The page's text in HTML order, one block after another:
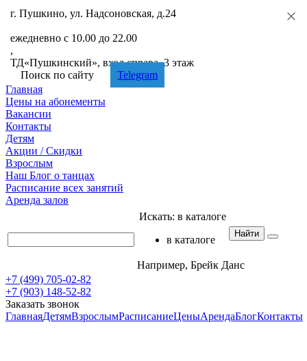
г. Пушкино, ул. Надсоновская, д.24
ежедневно с 10.00 до 22.00
,
ТД«Пушкинский», вход справа, 3 этаж
Поиск по сайту
Telegram
Главная
Цены на абонементы
Вакансии
Контакты
Детям
Акции / Скидки
Взрослым
Наш Блог о танцах
Расписание всех занятий
Аренда залов
Искать: в каталоге
в каталоге
Найти
Например, Брейк Данс
+7 (499) 705-02-82
+7 (903) 148-52-82
Заказать звонок
ГлавнаяДетямВзрослымРасписаниеЦеныАрендаБлогКонтакты